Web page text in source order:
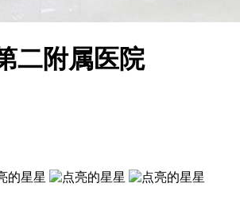
二附属医院